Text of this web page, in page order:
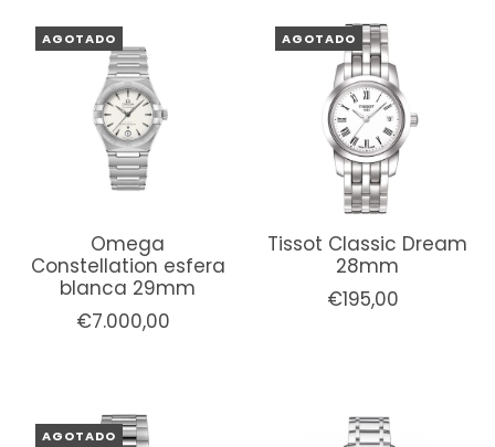
AGOTADO
Omega
Constellation esfera
blanca 29mm
€7.000,00
AGOTADO
Tissot Classic Dream
28mm
€195,00
AGOTADO